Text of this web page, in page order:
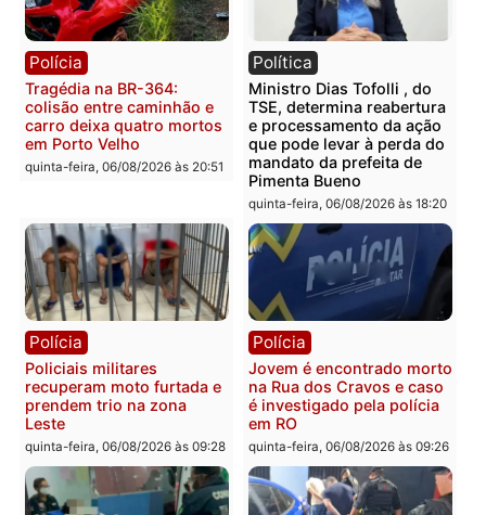
Casal é preso pela PRF
com mais de 72 quilos de
mercúrio escondidos em
estepe em Porto Velho
sexta-feira, 07/08/2026 às 09:38
Polícia Civil deflagra
operação contra facção
criminosa que atacava
provedores de internet
Rondônia
sexta-feira, 07/08/2026 às
Polícia
Homem é encontrado
morto em residência no
bairro Colina Park em RO
sexta-feira, 07/08/2026 às 09:30
Polícia
Polícia Militar apreende
explosivos e
durante patrulhamento
fluvial no Rio Madeira em
Porto Velho
sexta-feira, 07/08/2026 às